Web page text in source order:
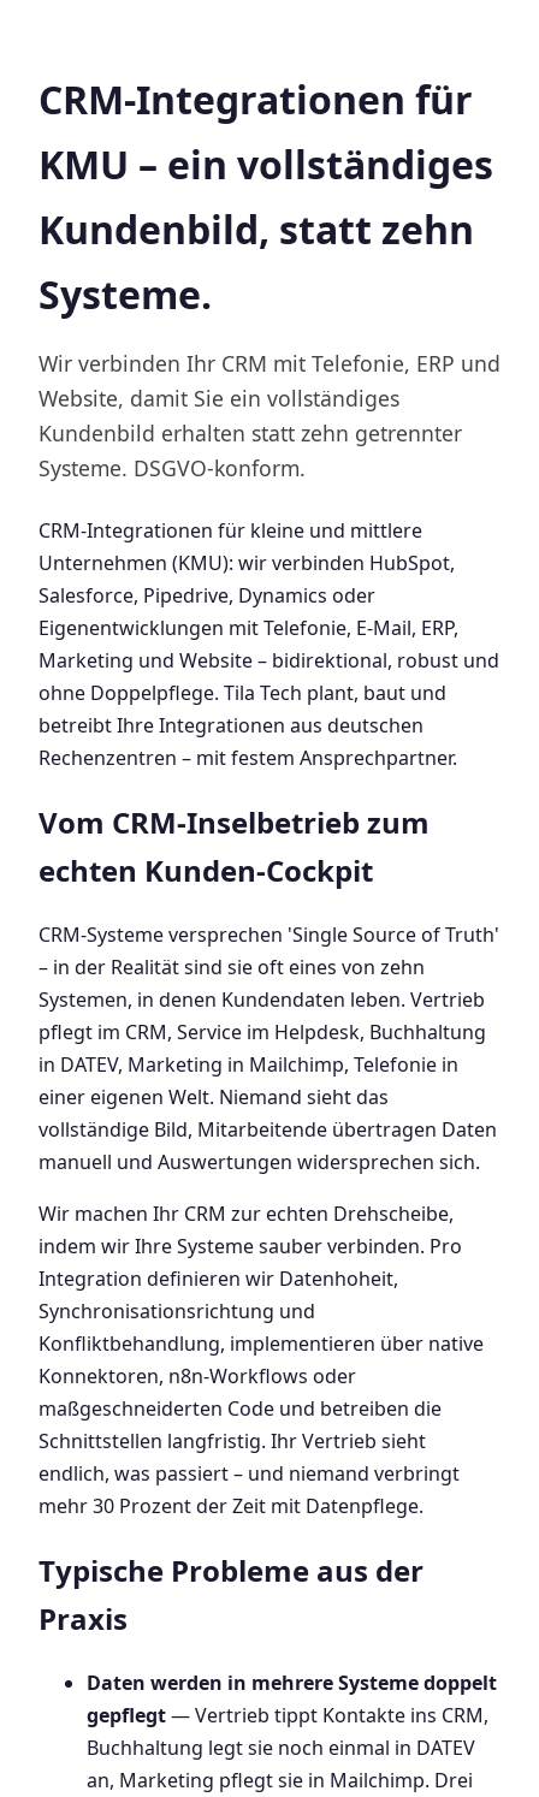
CRM-Integrationen für
KMU – ein vollständiges
Kundenbild, statt zehn
Systeme.
Wir verbinden Ihr CRM mit Telefonie, ERP und
Website, damit Sie ein vollständiges
Kundenbild erhalten statt zehn getrennter
Systeme. DSGVO-konform.
CRM-Integrationen für kleine und mittlere
Unternehmen (KMU): wir verbinden HubSpot,
Salesforce, Pipedrive, Dynamics oder
Eigenentwicklungen mit Telefonie, E-Mail, ERP,
Marketing und Website – bidirektional, robust und
ohne Doppelpflege. Tila Tech plant, baut und
betreibt Ihre Integrationen aus deutschen
Rechenzentren – mit festem Ansprechpartner.
Vom CRM-Inselbetrieb zum
echten Kunden-Cockpit
CRM-Systeme versprechen 'Single Source of Truth'
– in der Realität sind sie oft eines von zehn
Systemen, in denen Kundendaten leben. Vertrieb
pflegt im CRM, Service im Helpdesk, Buchhaltung
in DATEV, Marketing in Mailchimp, Telefonie in
einer eigenen Welt. Niemand sieht das
vollständige Bild, Mitarbeitende übertragen Daten
manuell und Auswertungen widersprechen sich.
Wir machen Ihr CRM zur echten Drehscheibe,
indem wir Ihre Systeme sauber verbinden. Pro
Integration definieren wir Datenhoheit,
Synchronisationsrichtung und
Konfliktbehandlung, implementieren über native
Konnektoren, n8n-Workflows oder
maßgeschneiderten Code und betreiben die
Schnittstellen langfristig. Ihr Vertrieb sieht
endlich, was passiert – und niemand verbringt
mehr 30 Prozent der Zeit mit Datenpflege.
Typische Probleme aus der
Praxis
Daten werden in mehrere Systeme doppelt
gepflegt— Vertrieb tippt Kontakte ins CRM,
Buchhaltung legt sie noch einmal in DATEV
an, Marketing pflegt sie in Mailchimp. Drei